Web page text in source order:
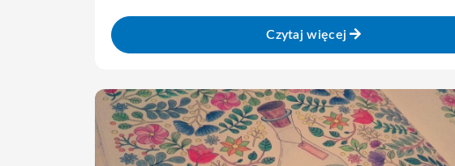
Czytaj więcej